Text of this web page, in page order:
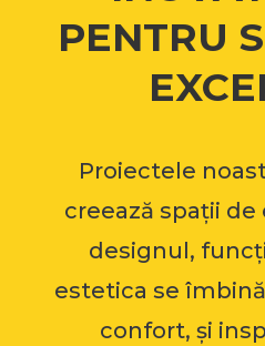
PENTRU
Proiectele
creează spații
designul,
estetica se
confort, și